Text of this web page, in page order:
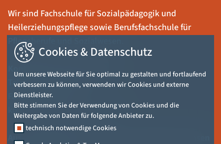
Wir sind Fachschule für Sozialpädagogik und
Heilerziehungspflege sowie Berufsfachschule für
Pflegeberufe und Sozialwesen.
Kontaktieren Sie uns unter:
Telefon:03744 18227-0
Fax: 03744 18227-2
kontakt@sozialwesen-witt.de
Aus- und Weiterbildungen für das Vogtland, Sachsen
Cookies & Datenschutz
Um unsere Webseite für Sie optimal zu gestalten und fortlaufend
verbessern zu können, verwenden wir Cookies und externe
Dienstleister.
Bitte stimmen Sie der Verwendung von Cookies und die
Weitergabe von Daten für folgende Anbieter zu.
technisch notwendige Cookies